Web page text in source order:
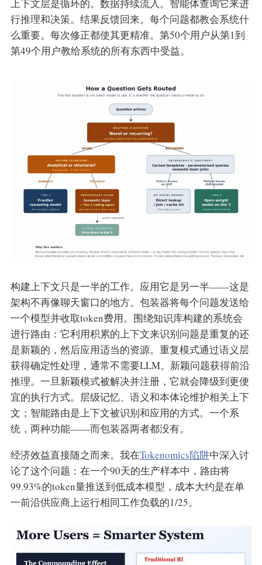
上下文层是循环的。数据持续流入。智能体查询它来进
行推理和决策。结果反馈回来。每个问题都教会系统什
么重要。每次修正都使其更精准。第50个用户从第1到
第49个用户教给系统的所有东西中受益。
构建上下文只是一半的工作。应用它是另一半——这是
架构不再像聊天窗口的地方。包装器将每个问题发送给
一个模型并收取token费用。围绕知识库构建的系统会
进行路由：它利用积累的上下文来识别问题是重复的还
是新颖的，然后应用适当的资源。重复模式通过语义层
获得确定性处理，通常不需要LLM。新颖问题获得前沿
推理。一旦新颖模式被解决并注册，它就会降级到更便
宜的执行方式。层级记忆、语义和本体论维护相关上下
文；智能路由是上下文被识别和应用的方式。一个系
统，两种功能——而包装器两者都没有。
经济效益直接随之而来。我在Tokenomics陷阱中深入讨
论了这个问题：在一个90天的生产样本中，路由将
99.93%的token量推送到低成本模型，成本大约是在单
一前沿供应商上运行相同工作负载的1/25。